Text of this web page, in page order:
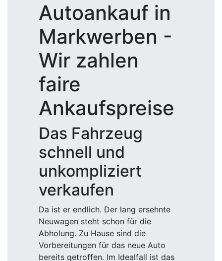
Autoankauf in
Markwerben -
Wir zahlen
faire
Ankaufspreise
Das Fahrzeug
schnell und
unkompliziert
verkaufen
Da ist er endlich. Der lang ersehnte
Neuwagen steht schon für die
Abholung. Zu Hause sind die
Vorbereitungen für das neue Auto
bereits getroffen. Im Idealfall ist das